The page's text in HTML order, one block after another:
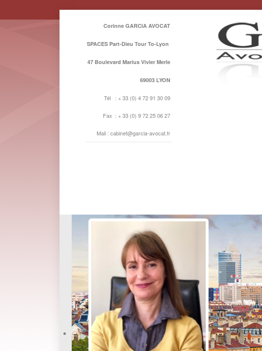
Corinne GARCIA AVOCAT
SPACES Part-Dieu Tour To-Lyon
47 Boulevard Marius Vivier Merle
69003 LYON
Tél : + 33 (0) 4 72 91 30 09
Fax : + 33 (0) 9 72 25 06 27
Mail : cabinet@garcia-avocat.fr